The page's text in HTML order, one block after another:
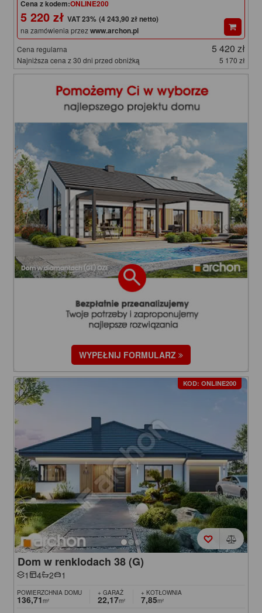
Cena z kodem:ONLINE200
5 220 zł (4 243,90 zł netto)
na zamówienia przezwww.archon.pl
Cena regularna 5 420 zł
Najniższa cena z 30 dni przed obniżką 5 170 zł
WYPEŁNIJ FORMULARZ
KOD: ONLINE200
Dom w renklodach 38 (G)
1 4 2 1
POWIERZCHNIA DOMU
136,71m²
+ GARAŻ
22,17m²
+ KOTŁOWNIA
7,85m²